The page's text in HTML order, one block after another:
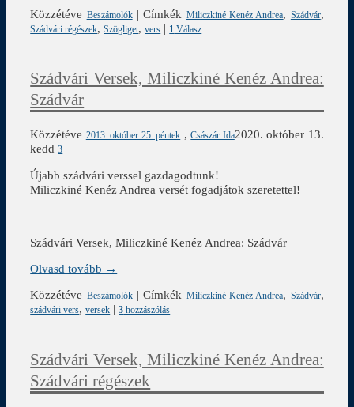
Közzétéve Beszámolók|Címkék Miliczkiné Kenéz Andrea, Szádvár,
Szádvári régészek,Szögliget,vers | 1 Válasz
Szádvári Versek, Miliczkiné Kenéz Andrea:
Szádvár
Közzétéve 2013. október 25. péntek ,Császár Ida2020. október 13.
kedd 3
Újabb szádvári verssel gazdagodtunk!
Miliczkiné Kenéz Andrea versét fogadjátok szeretettel!
Szádvári Versek, Miliczkiné Kenéz Andrea: Szádvár
Olvasd tovább →
Közzétéve Beszámolók|Címkék Miliczkiné Kenéz Andrea, Szádvár,
szádvári vers,versek |3 hozzászólás
Szádvári Versek, Miliczkiné Kenéz Andrea:
Szádvári régészek